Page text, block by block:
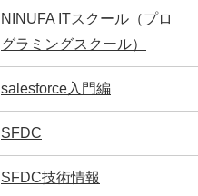
NINUFA ITスクール（プロ
グラミングスクール）
salesforce入門編
SFDC
SFDC技術情報